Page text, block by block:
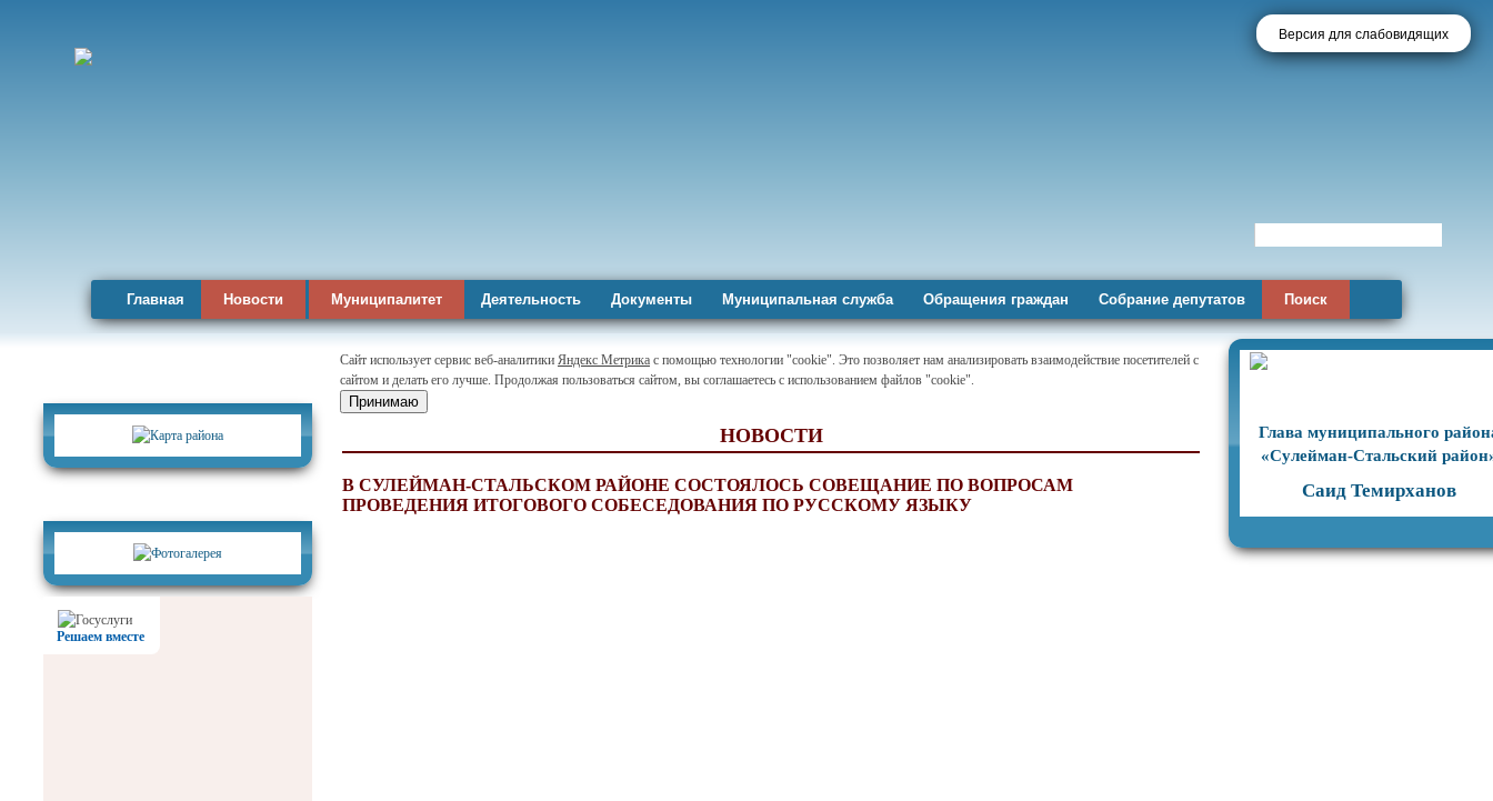
Версия для слабовидящих
Главная Новости Муниципалитет Деятельность Документы Муниципальная служба Обращения граждан Собрание депутатов Поиск
Решаем вместе
Сайт использует сервис веб-аналитики Яндекс Метрика с помощью технологии "cookie". Это позволяет нам анализировать взаимодействие посетителей с
сайтом и делать его лучше. Продолжая пользоваться сайтом, вы соглашаетесь с использованием файлов "cookie".
Принимаю
НОВОСТИ
В СУЛЕЙМАН-СТАЛЬСКОМ РАЙОНЕ СОСТОЯЛОСЬ СОВЕЩАНИЕ ПО ВОПРОСАМ
ПРОВЕДЕНИЯ ИТОГОВОГО СОБЕСЕДОВАНИЯ ПО РУССКОМУ ЯЗЫКУ
Глава муниципального
«Сулейман-Стальский
Саид Темирханов